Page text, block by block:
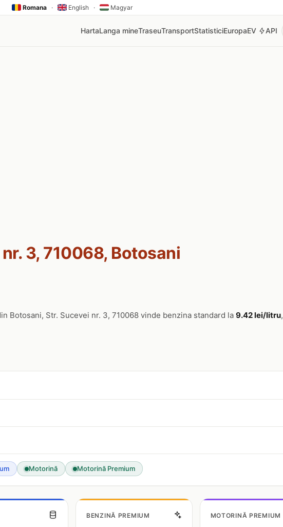
Romana · English · Magyar
HartaLanga mineTraseuTransportStatisticiEuropaEV API
3, 710068, Botosani
Botosani, Str. Sucevei nr. 3, 710068 vinde benzina standard la 9.42 lei/litru,
Motorină Motorină Premium
BENZINĂ PREMIUM MOTORINĂ PREMIUM